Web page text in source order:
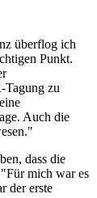
überflog ich
Punkt.
Tagung zu
Auch die
dass die
mich war es
der erste